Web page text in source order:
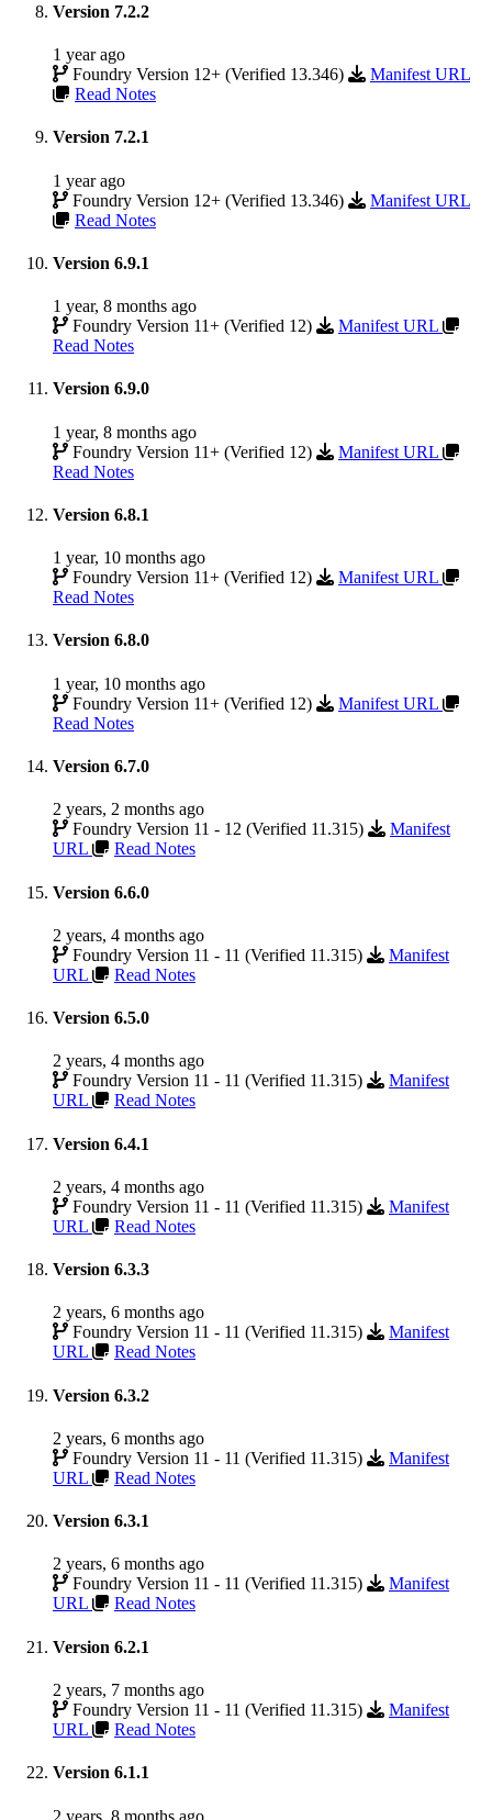
Version 7.2.2
1 year ago
Foundry Version 12+ (Verified 13.346)
Manifest URL
Read Notes
Version 7.2.1
1 year ago
Foundry Version 12+ (Verified 13.346)
Manifest URL
Read Notes
Version 6.9.1
1 year, 8 months ago
Foundry Version 11+ (Verified 12)
Manifest URL
Read Notes
Version 6.9.0
1 year, 8 months ago
Foundry Version 11+ (Verified 12)
Manifest URL
Read Notes
Version 6.8.1
1 year, 10 months ago
Foundry Version 11+ (Verified 12)
Manifest URL
Read Notes
Version 6.8.0
1 year, 10 months ago
Foundry Version 11+ (Verified 12)
Manifest URL
Read Notes
Version 6.7.0
2 years, 2 months ago
Foundry Version 11 - 12 (Verified 11.315)
Manifest
URL
Read Notes
Version 6.6.0
2 years, 4 months ago
Foundry Version 11 - 11 (Verified 11.315)
Manifest
URL
Read Notes
Version 6.5.0
2 years, 4 months ago
Foundry Version 11 - 11 (Verified 11.315)
Manifest
URL
Read Notes
Version 6.4.1
2 years, 4 months ago
Foundry Version 11 - 11 (Verified 11.315)
Manifest
URL
Read Notes
Version 6.3.3
2 years, 6 months ago
Foundry Version 11 - 11 (Verified 11.315)
Manifest
URL
Read Notes
Version 6.3.2
2 years, 6 months ago
Foundry Version 11 - 11 (Verified 11.315)
Manifest
URL
Read Notes
Version 6.3.1
2 years, 6 months ago
Foundry Version 11 - 11 (Verified 11.315)
Manifest
URL
Read Notes
Version 6.2.1
2 years, 7 months ago
Foundry Version 11 - 11 (Verified 11.315)
Manifest
URL
Read Notes
Version 6.1.1
2 years, 8 months ago